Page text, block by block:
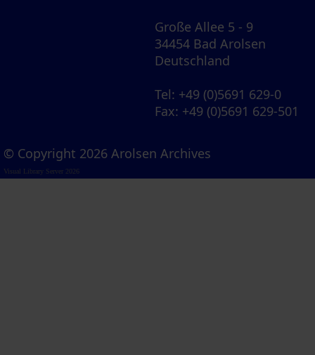
Große Allee 5 - 9
34454 Bad Arolsen
Deutschland
Tel: +49 (0)5691 629-0
Fax: +49 (0)5691 629-501
© Copyright 2026 Arolsen Archives
Visual Library Server 2026